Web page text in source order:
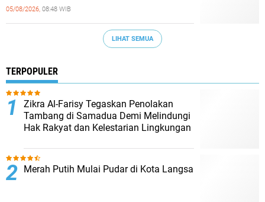
05/08/2026, 08:48 WIB
LIHAT SEMUA
TERPOPULER
Zikra Al-Farisy Tegaskan Penolakan
Tambang di Samadua Demi Melindungi
Hak Rakyat dan Kelestarian Lingkungan
Merah Putih Mulai Pudar di Kota Langsa